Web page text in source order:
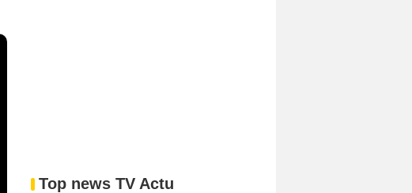
Top news TV Actu